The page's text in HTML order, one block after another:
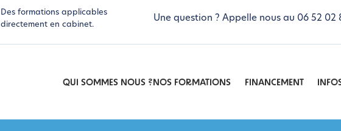
Des formations applicables
directement en cabinet.
Une question ? Appelle nous au 06 52 02
QUI SOMMES NOUS ?NOS FORMATIONS FINANCEMENT